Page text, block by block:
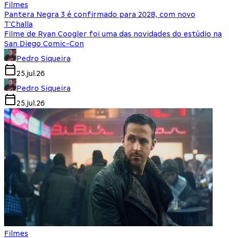
Filmes
Pantera Negra 3 é confirmado para 2028, com novo
T'Challa
Filme de Ryan Coogler foi uma das novidades do estúdio na
San Diego Comic-Con
Pedro Siqueira
25.jul.26
Pedro Siqueira
25.jul.26
Filmes